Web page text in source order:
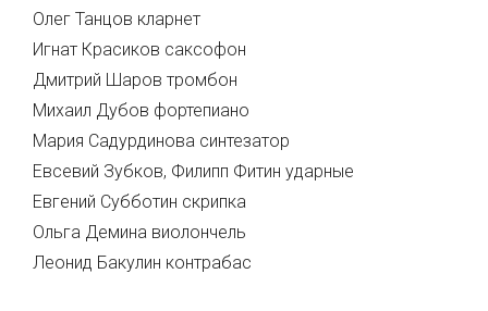
Олег Танцов кларнет
Игнат Красиков саксофон
Дмитрий Шаров тромбон
Михаил Дубов фортепиано
Мария Садурдинова синтезатор
Евсевий Зубков, Филипп Фитин ударные
Евгений Субботин скрипка
Ольга Демина виолончель
Леонид Бакулин контрабас